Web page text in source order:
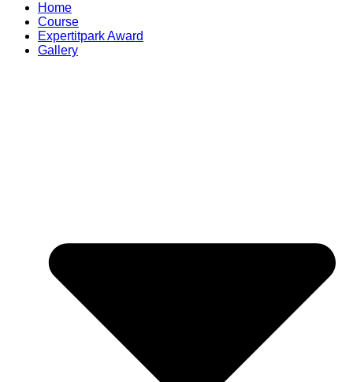
Home
Course
Expertitpark Award
Gallery